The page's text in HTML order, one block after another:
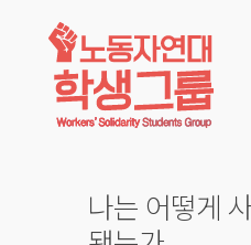
콘텐츠로
바로가기
나는 어떻게